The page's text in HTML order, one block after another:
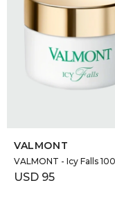
VALMONT
VALMONT - Icy Falls
USD 95